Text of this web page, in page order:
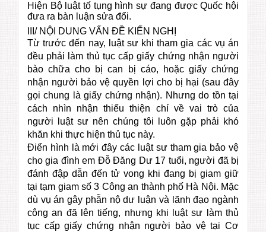
Hiện Bộ luật tố tụng hình sự đang được Quốc hội
đưa ra bàn luận sửa đổi.
III/ NỘI DUNG VẤN ĐỀ KIẾN NGHỊ
Từ trước đến nay, luật sư khi tham gia các vụ án
đều phải làm thủ tục cấp giấy chứng nhận người
bào chữa cho bị can bị cáo, hoặc giấy chứng
nhận người bảo vệ quyền lợi cho bị hại (sau đây
gọi chung là giấy chứng nhận). Nhưng do tồn tại
cách nhìn nhận thiếu thiện chí về vai trò của
người luật sư nên chúng tôi luôn gặp phải khó
khăn khi thực hiện thủ tục này.
Điển hình là mới đây các luật sư tham gia bảo vệ
cho gia đình em Đỗ Đăng Dư 17 tuổi, người đã bị
đánh đập dẫn đến tử vong khi đang bị giam giữ
tại tạm giam số 3 Công an thành phố Hà Nội. Mặc
dù vụ án gây phẫn nộ dư luận và lãnh đạo ngành
công an đã lên tiếng, nhưng khi luật sư làm thủ
tục cấp giấy chứng nhận người bảo vệ tại Cơ